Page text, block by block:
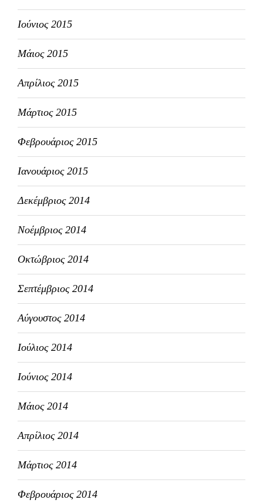
Ιούνιος 2015
Μάιος 2015
Απρίλιος 2015
Μάρτιος 2015
Φεβρουάριος 2015
Ιανουάριος 2015
Δεκέμβριος 2014
Νοέμβριος 2014
Οκτώβριος 2014
Σεπτέμβριος 2014
Αύγουστος 2014
Ιούλιος 2014
Ιούνιος 2014
Μάιος 2014
Απρίλιος 2014
Μάρτιος 2014
Φεβρουάριος 2014